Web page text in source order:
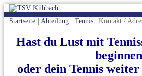
Startseite Abteilung Tennis Kontakt /
Hast du Lust mit
beginnen
oder dein Tennis